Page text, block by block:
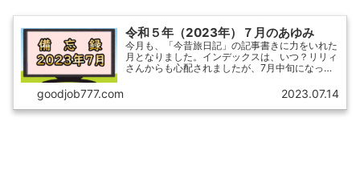
令和５年（2023年）７月のあゆみ
今月も、「今昔旅日記」の記事書きに力をいれた
月となりました。インデックスは、いつ？リリィ
さんからも心配されましたが、7月中旬になって
ような手立てを取りました。 Google Search
goodjob777.com 2023.07.14